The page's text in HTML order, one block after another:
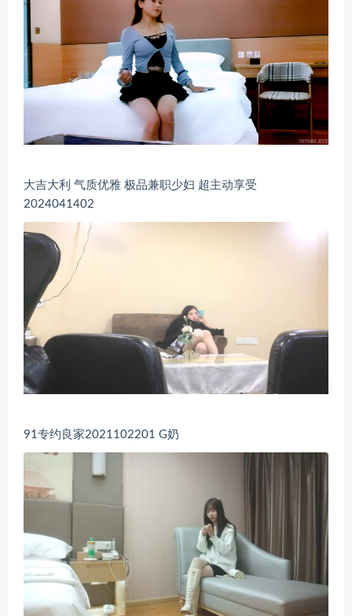
大吉大利 气质优雅 极品兼职少妇 超主动享受
2024041402
91专约良家2021102201 G奶